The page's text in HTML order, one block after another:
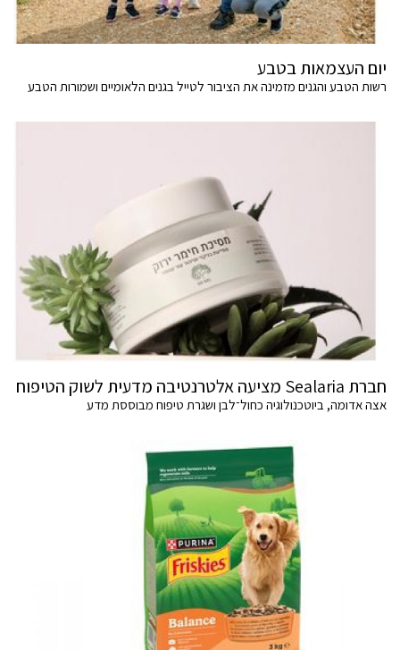
יום העצמאות בטבע
רשות הטבע והגנים מזמינה את הציבור לטייל בגנים הלאומיים ושמורות הטבע
חברת Sealaria מציעה אלטרנטיבה מדעית לשוק הטיפוח
אצה אדומה, ביוטכנולוגיה כחול־לבן ושגרת טיפוח מבוססת מדע